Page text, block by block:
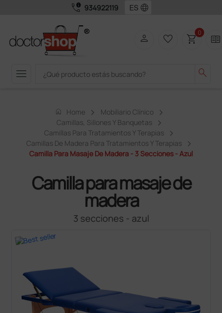
call_quality 934922119 language
menu search
person favorite_border shopping_cart0 two_pager
home Home
Mobiliario Clínico
Camillas, Sillones Y Banquetas
Camillas Para Tratamientos Y Terapias
Camillas De Madera Para Tratamientos Y Terapias
Camilla Para Masaje De Madera - 3 Secciones - Azul
Camilla para masaje de
madera
3 secciones - azul